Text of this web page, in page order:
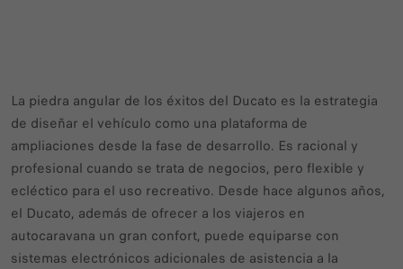
La piedra angular de los éxitos del Ducato es la estrategia
de diseñar el vehículo como una plataforma de
ampliaciones desde la fase de desarrollo. Es racional y
profesional cuando se trata de negocios, pero flexible y
ecléctico para el uso recreativo. Desde hace algunos años,
el Ducato, además de ofrecer a los viajeros en
autocaravana un gran confort, puede equiparse con
sistemas electrónicos adicionales de asistencia a la